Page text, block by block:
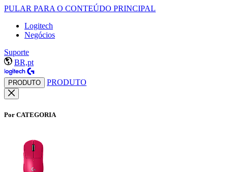
PULAR PARA O CONTEÚDO PRINCIPAL
Logitech
Negócios
Suporte
BR,pt
PRODUTO PRODUTO
Por CATEGORIA